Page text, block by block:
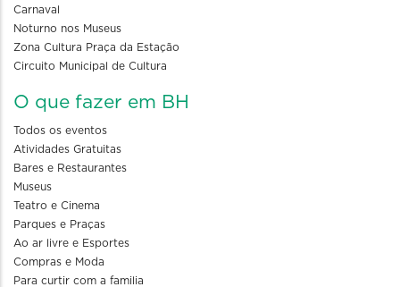
Carnaval
Noturno nos Museus
Zona Cultura Praça da Estação
Circuito Municipal de Cultura
O que fazer em BH
Todos os eventos
Atividades Gratuitas
Bares e Restaurantes
Museus
Teatro e Cinema
Parques e Praças
Ao ar livre e Esportes
Compras e Moda
Para curtir com a familia